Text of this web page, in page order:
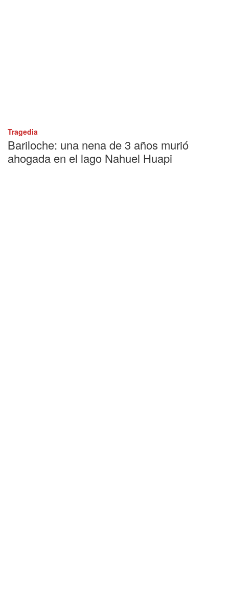
Tragedia
Bariloche: una nena de 3 años murió
ahogada en el lago Nahuel Huapi